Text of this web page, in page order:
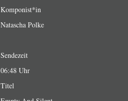
Komponist*in
Natascha Polke
Sendezeit
06:48 Uhr
Titel